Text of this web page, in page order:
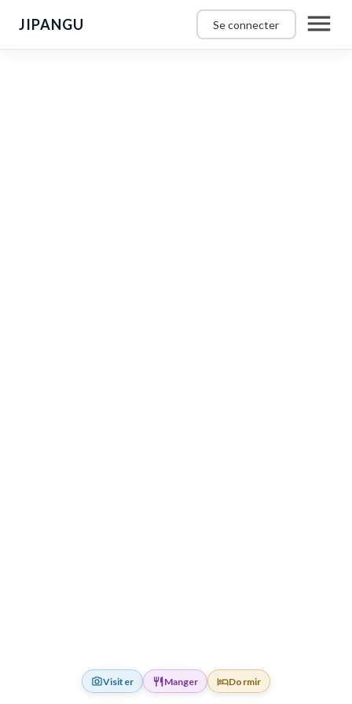
JIPANGU Se connecter
Visiter Manger Dormir